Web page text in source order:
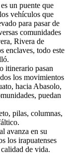
un puente que
vehículos que
para pasar de
comunidades
Rivera de
enclaves, todo este
itinerario pasan
los movimientos
hacia Abasolo,
puedan
pilas, columnas,
avanza en su
los irapuatenses
de vida.